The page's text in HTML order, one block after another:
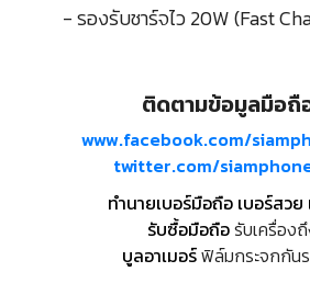
- รองรับชาร์จไว 20W (Fast
ติดตามข้อมูลมือถื
www.facebook.com/
twitter.com/
ทำนายเบอร์มือถือ เบอร์สวย
รับซื้อมือถือรับเครื่อง
บูลอาเมอร์ฟิล์มกระจกกัน